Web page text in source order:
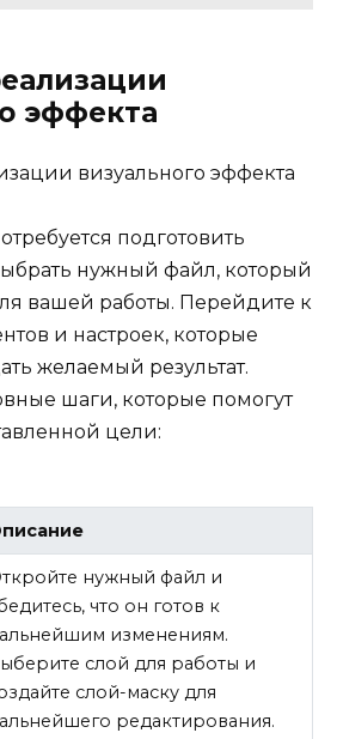
эффекта
подготовить
нужный файл, который
вашей работы. Перейдите к
и настроек, которые
желаемый результат.
шаги, которые помогут
цели:
нужный файл и
что он готов к
изменениям.
слой для работы и
слой-маску для
редактирования.